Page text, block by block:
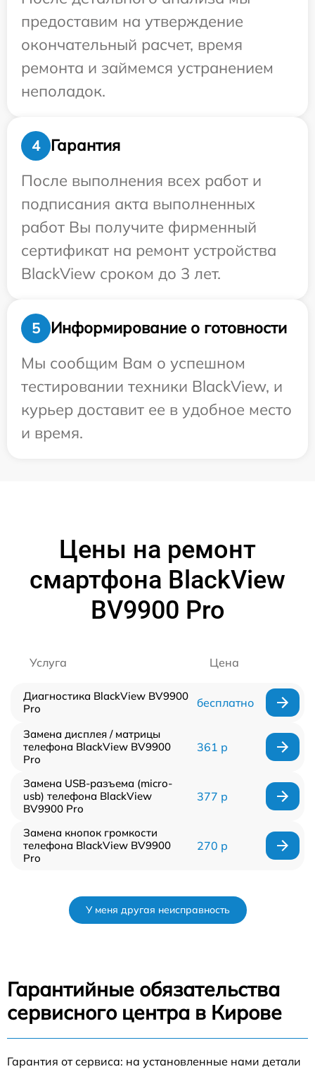
предоставим на утверждение
окончательный расчет, время
ремонта и займемся устранением
неполадок.
4
Гарантия
После выполнения всех работ и
подписания акта выполненных
работ Вы получите фирменный
сертификат на ремонт устройства
BlackView сроком до 3 лет.
5
Информирование о готовности
Мы сообщим Вам о успешном
тестировании техники BlackView, и
курьер доставит ее в удобное место
и время.
Цены на ремонт
смартфона BlackView
BV9900 Pro
Услуга Цена
Диагностика BlackView BV9900
Pro
бесплатно
Замена дисплея / матрицы
телефона BlackView BV9900
Pro
361 р
Замена USB-разъема (micro-
usb) телефона BlackView
BV9900 Pro
377 р
Замена кнопок громкости
телефона BlackView BV9900
Pro
270 р
У меня другая неисправность
Гарантийные обязательства
сервисного центра в Кирове
Гарантия от сервиса: на установленные нами детали